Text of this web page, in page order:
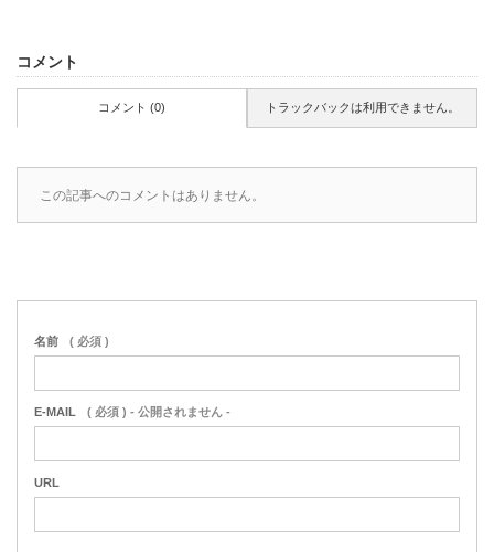
コメント
コメント (0) トラックバックは利用できません。
この記事へのコメントはありません。
名前 ( 必須 )
E-MAIL ( 必須 ) - 公開されません -
URL